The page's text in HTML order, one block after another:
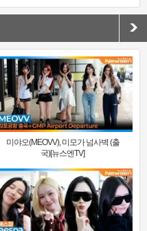
미야오(MEOVV), 미모가 넘사벽 (출
국)[뉴스엔TV]